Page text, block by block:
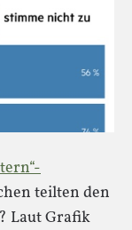
teilten den
Laut Grafik